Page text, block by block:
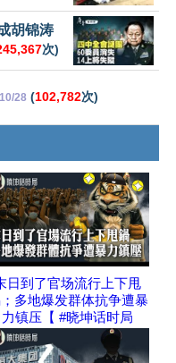
胡锦涛
次)
28 (102,782次)
日到了官场流行上下甩
多地爆发群体抗争遭暴
力镇压【 #晓坤话时局